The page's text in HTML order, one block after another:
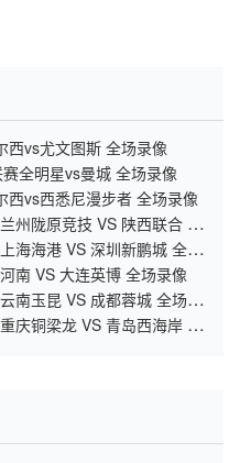
西vs尤文图斯 全场录像
全明星vs曼城 全场录像
vs西悉尼漫步者 全场录像
州陇原竞技 VS 陕西联合 全
海海港 VS 深圳新鹏城 全场
南 VS 大连英博 全场录像
南玉昆 VS 成都蓉城 全场录
庆铜梁龙 VS 青岛西海岸 全